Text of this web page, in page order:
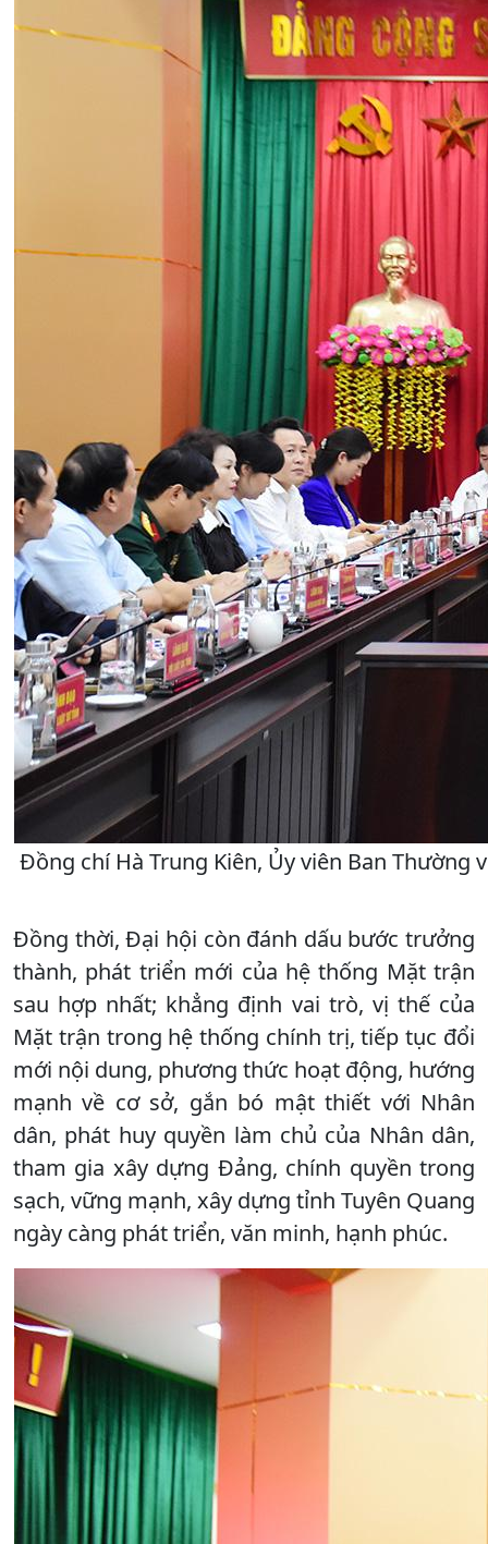
Đồng chí Hà Trung Kiên, Ủy viên Ban Thường
Đồng thời, Đại hội còn đánh dấu bước trưởng
thành, phát triển mới của hệ thống Mặt trận
sau hợp nhất; khẳng định vai trò, vị thế của
Mặt trận trong hệ thống chính trị, tiếp tục đổi
mới nội dung, phương thức hoạt động, hướng
mạnh về cơ sở, gắn bó mật thiết với Nhân
dân, phát huy quyền làm chủ của Nhân dân,
tham gia xây dựng Đảng, chính quyền trong
sạch, vững mạnh, xây dựng tỉnh Tuyên Quang
ngày càng phát triển, văn minh, hạnh phúc.